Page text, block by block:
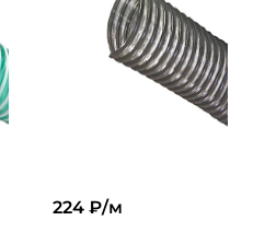
224 ₽/м